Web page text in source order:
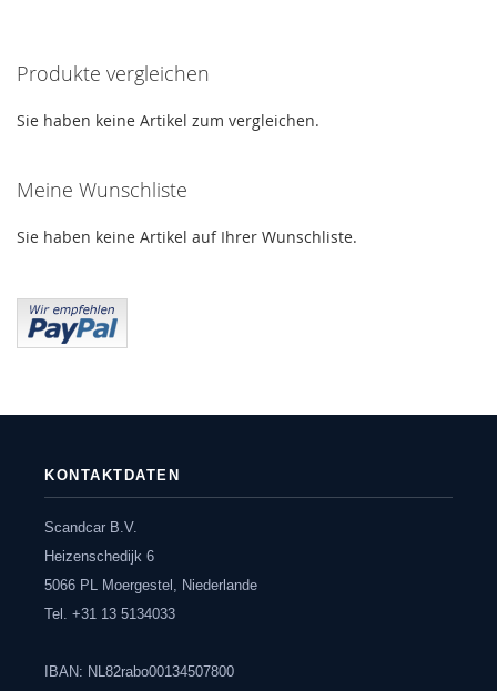
Produkte vergleichen
Sie haben keine Artikel zum vergleichen.
Meine Wunschliste
Sie haben keine Artikel auf Ihrer Wunschliste.
KONTAKTDATEN
Scandcar B.V.
Heizenschedijk 6
5066 PL Moergestel, Niederlande
Tel. +31 13 5134033
IBAN: NL82rabo00134507800